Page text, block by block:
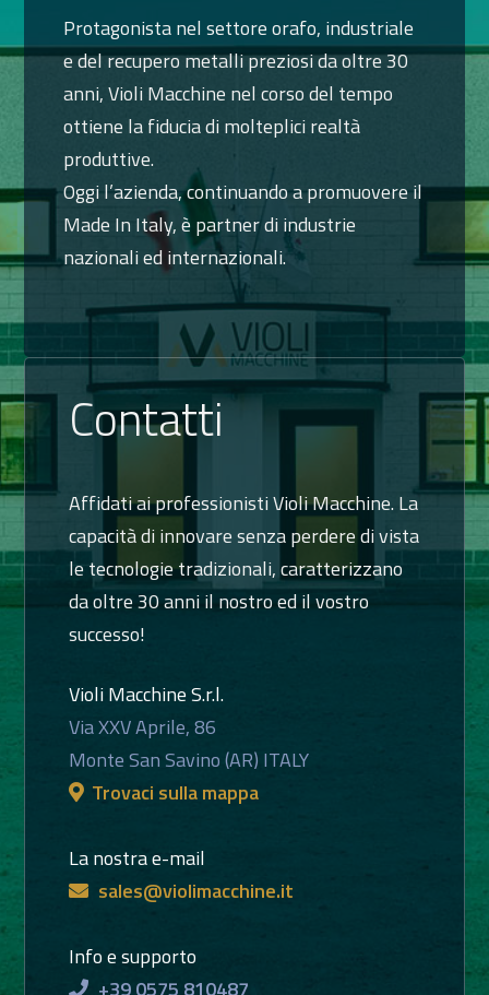
Protagonista nel settore orafo, industriale
e del recupero metalli preziosi da oltre 30
anni, Violi Macchine nel corso del tempo
ottiene la fiducia di molteplici realtà
produttive.
Oggi l’azienda, continuando a promuovere il
Made In Italy, è partner di industrie
nazionali ed internazionali.
Contatti
Affidati ai professionisti Violi Macchine. La
capacità di innovare senza perdere di vista
le tecnologie tradizionali, caratterizzano
da oltre 30 anni il nostro ed il vostro
successo!
Violi Macchine S.r.l.
Via XXV Aprile, 86
Monte San Savino (AR) ITALY
Trovaci sulla mappa
La nostra e-mail
sales@violimacchine.it
Info e supporto